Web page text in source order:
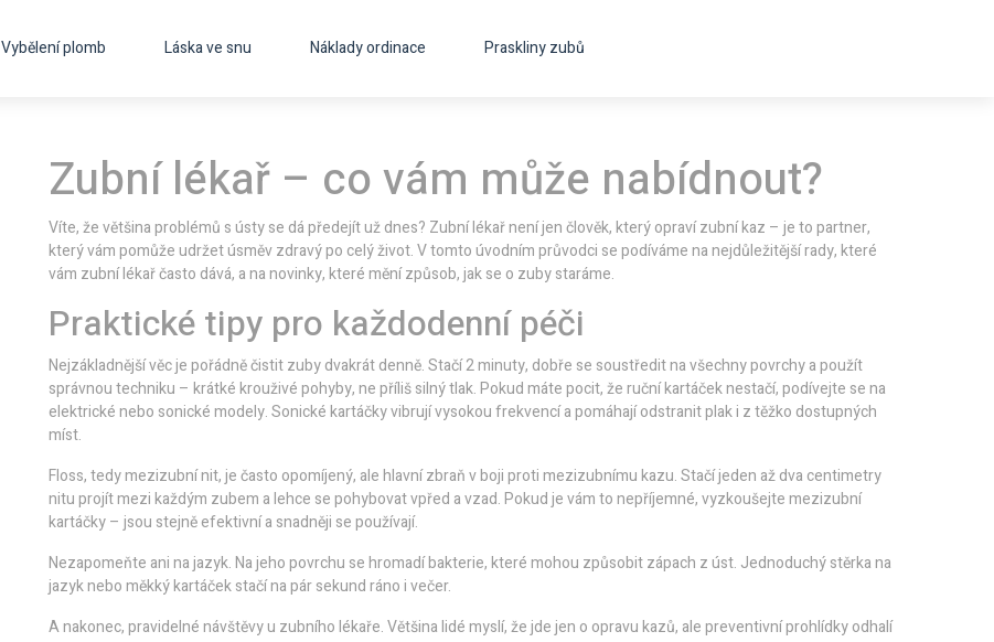
Vybělení plomb Láska ve snu Náklady ordinace Praskliny zubů
Zubní lékař – co vám může nabídnout?
Víte, že většina problémů s ústy se dá předejít už dnes? Zubní lékař není jen člověk, který opraví zubní kaz – je to partner,
který vám pomůže udržet úsměv zdravý po celý život. V tomto úvodním průvodci se podíváme na nejdůležitější rady, které
vám zubní lékař často dává, a na novinky, které mění způsob, jak se o zuby staráme.
Praktické tipy pro každodenní péči
Nejzákladnější věc je pořádně čistit zuby dvakrát denně. Stačí 2 minuty, dobře se soustředit na všechny povrchy a použít
správnou techniku – krátké krouživé pohyby, ne příliš silný tlak. Pokud máte pocit, že ruční kartáček nestačí, podívejte se na
elektrické nebo sonické modely. Sonické kartáčky vibrují vysokou frekvencí a pomáhají odstranit plak i z těžko dostupných
míst.
Floss, tedy mezizubní nit, je často opomíjený, ale hlavní zbraň v boji proti mezizubnímu kazu. Stačí jeden až dva centimetry
nitu projít mezi každým zubem a lehce se pohybovat vpřed a vzad. Pokud je vám to nepříjemné, vyzkoušejte mezizubní
kartáčky – jsou stejně efektivní a snadněji se používají.
Nezapomeňte ani na jazyk. Na jeho povrchu se hromadí bakterie, které mohou způsobit zápach z úst. Jednoduchý stěrka na
jazyk nebo měkký kartáček stačí na pár sekund ráno i večer.
A nakonec, pravidelné návštěvy u zubního lékaře. Většina lidé myslí, že jde jen o opravu kazů, ale preventivní prohlídky odhalí